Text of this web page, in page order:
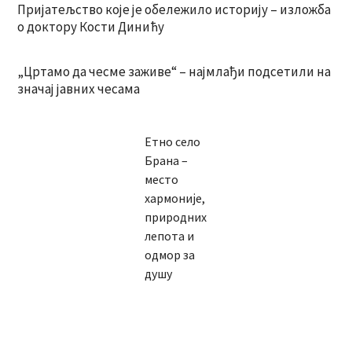
Пријатељство које је обележило историју – изложба
о доктору Кости Динићу
„Цртамо да чесме заживе“ – најмлађи подсетили на
значај јавних чесама
Етно село
Брана –
место
хармоније,
природних
лепота и
одмор за
душу